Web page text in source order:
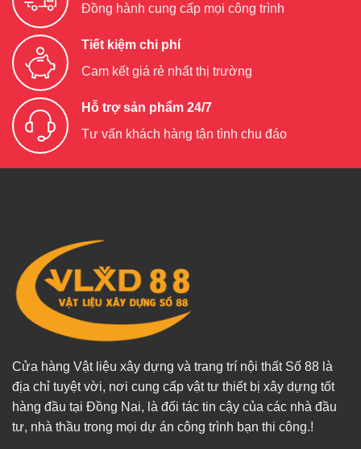
Đồng hành cung cấp mọi công trình
Tiết kiệm chi phí
Cam kết giá rẻ nhất thị trường
Hỗ trợ sản phẩm 24/7
Tư vấn khách hàng tận tình chu đáo
Cửa hàng Vật liệu xây dựng và trang trí nội thất Số 88 là
địa chỉ tuyệt vời, nơi cung cấp vật tư thiết bị xây dựng tốt
hàng đầu tại Đồng Nai, là đối tác tin cậy của các nhà đầu
tư, nhà thầu trong mọi dự án công trình bạn thi công.!